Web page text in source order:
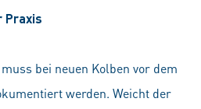
Praxis
bei neuen Kolben vor dem
werden. Weicht der